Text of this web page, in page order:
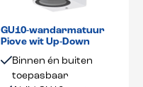
GU10-wandarmatuur
Piove wit Up-Down
Binnen én buiten
toepasbaar